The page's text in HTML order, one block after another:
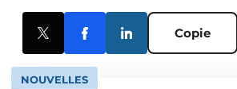
Copie
NOUVELLES